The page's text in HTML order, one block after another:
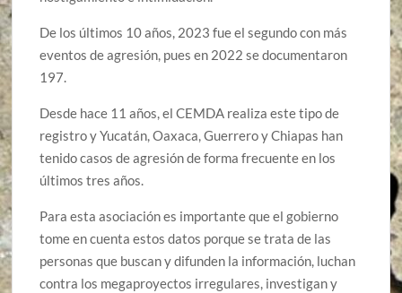
De los últimos 10 años, 2023 fue el segundo con más
eventos de agresión, pues en 2022 se documentaron
197.
Desde hace 11 años, el CEMDA realiza este tipo de
registro y Yucatán, Oaxaca, Guerrero y Chiapas han
tenido casos de agresión de forma frecuente en los
últimos tres años.
Para esta asociación es importante que el gobierno
tome en cuenta estos datos porque se trata de las
personas que buscan y difunden la información, luchan
contra los megaproyectos irregulares, investigan y